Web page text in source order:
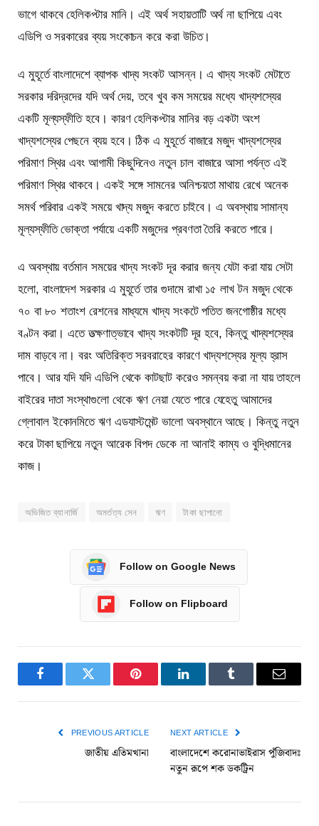
ভাগে থাকবে হেলিকপ্টার মানি। এই অর্থ সহায়তাটি অর্থ না ছাপিয়ে এবং
এডিপি ও সরকারের ব্যয় সংকোচন করে করা উচিত।
এ মুহূর্তে বাংলাদেশে ব্যাপক খাদ্য সংকট আসন্ন। এ খাদ্য সংকট মেটাতে
সরকার দরিদ্রদের যদি অর্থ দেয়, তবে খুব কম সময়ের মধ্যে খাদ্যশস্যের
একটি মূল্যস্ফীতি হবে। কারণ হেলিকপ্টার মানির বড় একটা অংশ
খাদ্যশস্যের পেছনে ব্যয় হবে। ঠিক এ মুহূর্তে বাজারে মজুদ খাদ্যশস্যের
পরিমাণ স্থির এবং আগামী কিছুদিনেও নতুন চাল বাজারে আসা পর্যন্ত এই
পরিমাণ স্থির থাকবে। একই সঙ্গে সামনের অনিশ্চয়তা মাথায় রেখে অনেক
সমর্থ পরিবার একই সময়ে খাদ্য মজুদ করতে চাইবে। এ অবস্থায় সামান্য
মূল্যস্ফীতি ভোক্তা পর্যায়ে একটি মজুদের প্রবণতা তৈরি করতে পারে।
এ অবস্থায় বর্তমান সময়ের খাদ্য সংকট দূর করার জন্য যেটা করা যায় সেটা
হলো, বাংলাদেশ সরকার এ মুহূর্তে তার গুদামে রাখা ১৫ লাখ টন মজুদ থেকে
৭০ বা ৮০ শতাংশ রেশনের মাধ্যমে খাদ্য সংকটে পতিত জনগোষ্ঠীর মধ্যে
বণ্টন করা। এতে তত্ক্ষণাত্ভাবে খাদ্য সংকটটি দূর হবে, কিন্তু খাদ্যশস্যের
দাম বাড়বে না। বরং অতিরিক্ত সরবরাহের কারণে খাদ্যশস্যের মূল্য হ্রাস
পাবে। আর যদি যদি এডিপি থেকে কাটছাট করেও সমন্বয় করা না যায় তাহলে
বাইরের দাতা সংস্থাগুলো থেকে ঋণ নেয়া যেতে পারে যেহেতু আমাদের
গ্লোবাল ইকোনমিতে ঋণ এডযাস্টমেন্ট ভালো অবস্থানে আছে। কিন্তু নতুন
করে টাকা ছাপিয়ে নতুন আরেক বিপদ ডেকে না আনাই কাম্য ও বুদ্ধিমানের
কাজ।
অভিজিত ব্যানার্জি অমর্তত্য সেন ঋণ টাকা ছাপানো
Follow on Google News
Follow on Flipboard
FacebookTwitter Pinterest LinkedInTumblr Email
PREVIOUS ARTICLE
জাতীয় এতিমখানা
NEXT ARTICLE
বাংলাদেশে করোনাভাইরাস পুঁজিবাদঃ
নতুন রূপে শক ডকট্রিন